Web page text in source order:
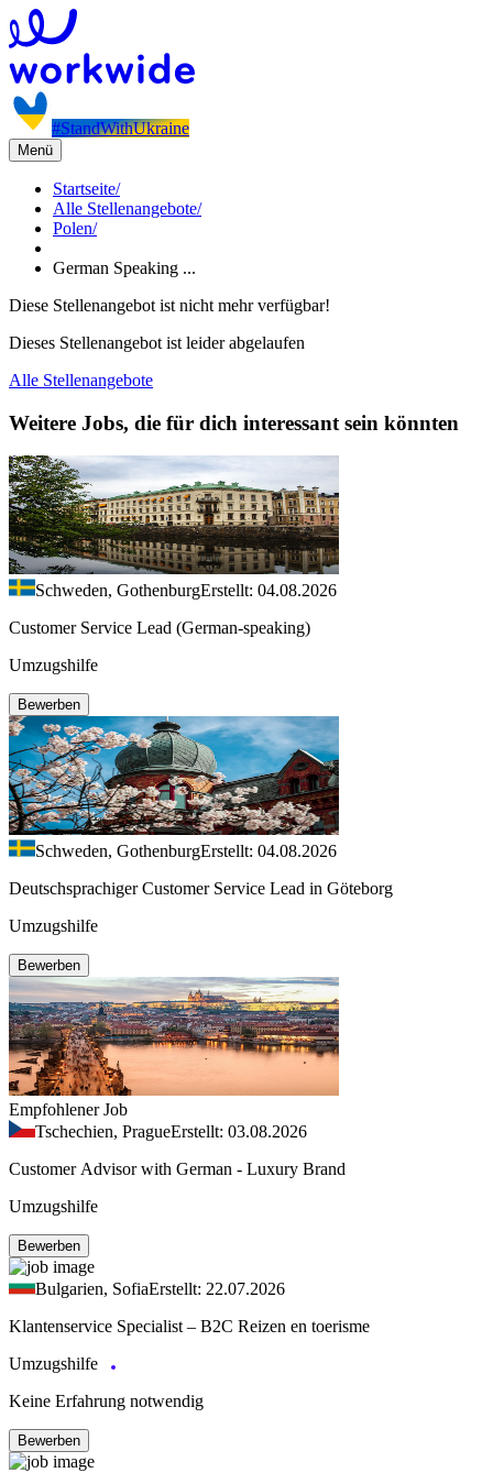
#StandWithUkraine
Menü
Startseite/
Alle Stellenangebote/
Polen/
German Speaking ...
Diese Stellenangebot ist nicht mehr verfügbar!
Dieses Stellenangebot ist leider abgelaufen
Alle Stellenangebote
Weitere Jobs, die für dich interessant sein könnten
Schweden, GothenburgErstellt: 04.08.2026
Customer Service Lead (German-speaking)
Umzugshilfe
Bewerben
Schweden, GothenburgErstellt: 04.08.2026
Deutschsprachiger Customer Service Lead in Göteborg
Umzugshilfe
Bewerben
Empfohlener Job
Tschechien, PragueErstellt: 03.08.2026
Customer Advisor with German - Luxury Brand
Umzugshilfe
Bewerben
Bulgarien, SofiaErstellt: 22.07.2026
Klantenservice Specialist – B2C Reizen en toerisme
Umzugshilfe
Keine Erfahrung notwendig
Bewerben